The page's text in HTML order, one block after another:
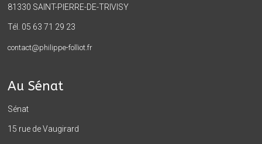
81330 SAINT-PIERRE-DE-TRIVISY
Tél. 05 63 71 29 23
contact@philippe-folliot.fr
Au Sénat
Sénat
15 rue de Vaugirard